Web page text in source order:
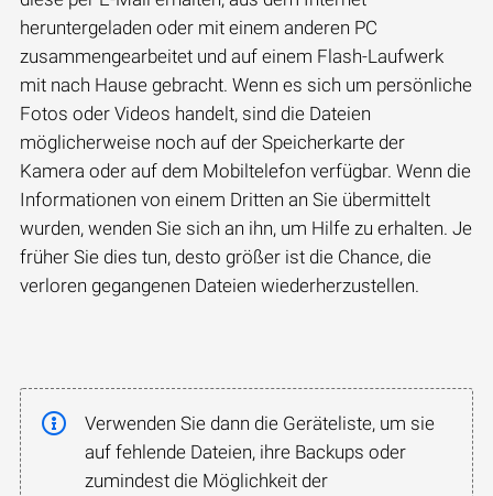
heruntergeladen oder mit einem anderen PC
zusammengearbeitet und auf einem Flash-Laufwerk
mit nach Hause gebracht. Wenn es sich um persönliche
Fotos oder Videos handelt, sind die Dateien
möglicherweise noch auf der Speicherkarte der
Kamera oder auf dem Mobiltelefon verfügbar. Wenn die
Informationen von einem Dritten an Sie übermittelt
wurden, wenden Sie sich an ihn, um Hilfe zu erhalten. Je
früher Sie dies tun, desto größer ist die Chance, die
verloren gegangenen Dateien wiederherzustellen.
Verwenden Sie dann die Geräteliste, um sie
auf fehlende Dateien, ihre Backups oder
zumindest die Möglichkeit der